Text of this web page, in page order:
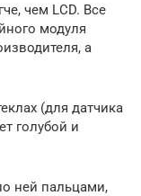
чем LCD. Все
модуля
а
(для датчика
голубой и
ней пальцами,